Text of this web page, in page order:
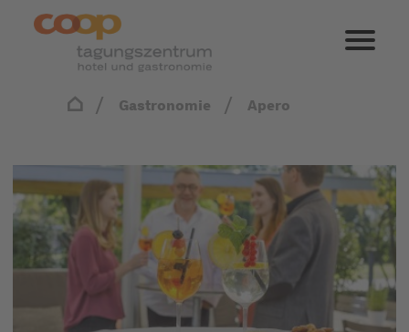
Gastronomie Apero